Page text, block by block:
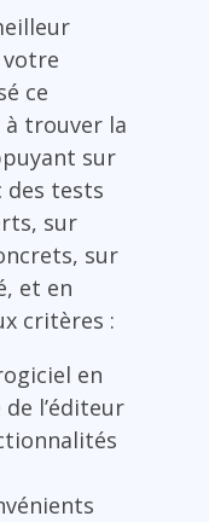
votre
ce
à trouver la
sur
des tests
sur
sur
et en
critères :
en
l’éditeur